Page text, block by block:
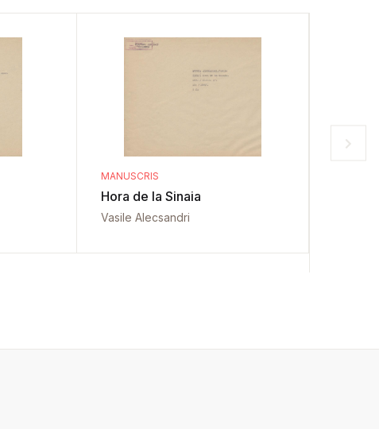
MANUSCRIS
Hora de la Sinaia
Vasile Alecsandri